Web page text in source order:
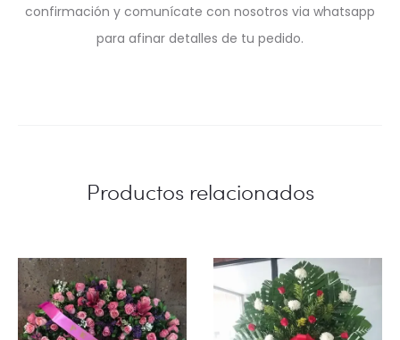
confirmación y comunícate con nosotros via whatsapp
para afinar detalles de tu pedido.
Productos relacionados